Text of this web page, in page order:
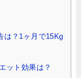
は？1ヶ月で15Kg
ット効果は？